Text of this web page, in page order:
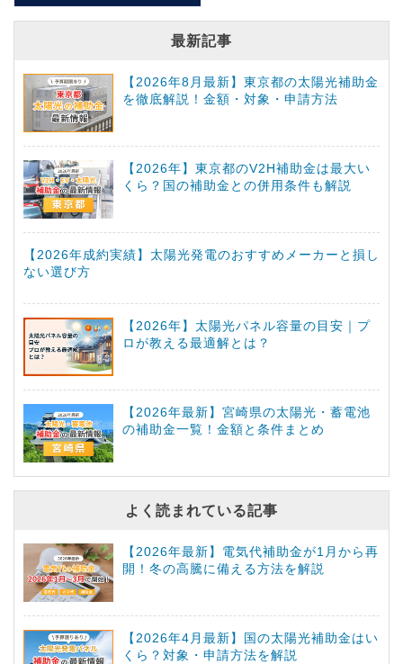
最新記事
【2026年8月最新】東京都の太陽光補助金
を徹底解説！金額・対象・申請方法
【2026年】東京都のV2H補助金は最大い
くら？国の補助金との併用条件も解説
【2026年成約実績】太陽光発電のおすすめメーカーと損し
ない選び方
【2026年】太陽光パネル容量の目安｜プ
ロが教える最適解とは？
【2026年最新】宮崎県の太陽光・蓄電池
の補助金一覧！金額と条件まとめ
よく読まれている記事
【2026年最新】電気代補助金が1月から再
開！冬の高騰に備える方法を解説
【2026年4月最新】国の太陽光補助金はい
くら？対象・申請方法を解説